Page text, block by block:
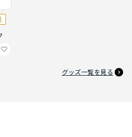
グッズ一覧を見る